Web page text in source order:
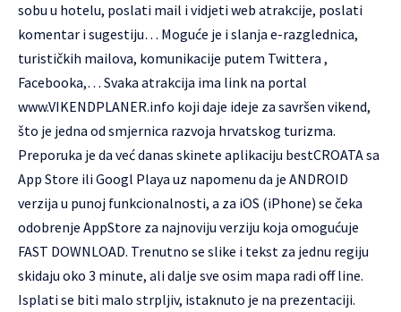
sobu u hotelu, poslati mail i vidjeti web atrakcije, poslati
komentar i sugestiju… Moguće je i slanja e-razglednica,
turističkih mailova, komunikacije putem Twittera ,
Facebooka,… Svaka atrakcija ima link na portal
www.VIKENDPLANER.info koji daje ideje za savršen vikend,
što je jedna od smjernica razvoja hrvatskog turizma.
Preporuka je da već danas skinete aplikaciju bestCROATA sa
App Store ili Googl Playa uz napomenu da je ANDROID
verzija u punoj funkcionalnosti, a za iOS (iPhone) se čeka
odobrenje AppStore za najnoviju verziju koja omogućuje
FAST DOWNLOAD. Trenutno se slike i tekst za jednu regiju
skidaju oko 3 minute, ali dalje sve osim mapa radi off line.
Isplati se biti malo strpljiv, istaknuto je na prezentaciji.